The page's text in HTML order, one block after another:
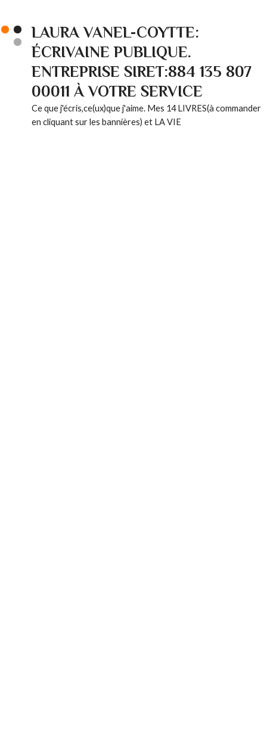
LAURA VANEL-COYTTE:
ÉCRIVAINE PUBLIQUE.
ENTREPRISE SIRET:884 135 807
00011 À VOTRE SERVICE
Ce que j'écris,ce(ux)que j'aime. Mes 14 LIVRES(à commander
en cliquant sur les bannières) et LA VIE